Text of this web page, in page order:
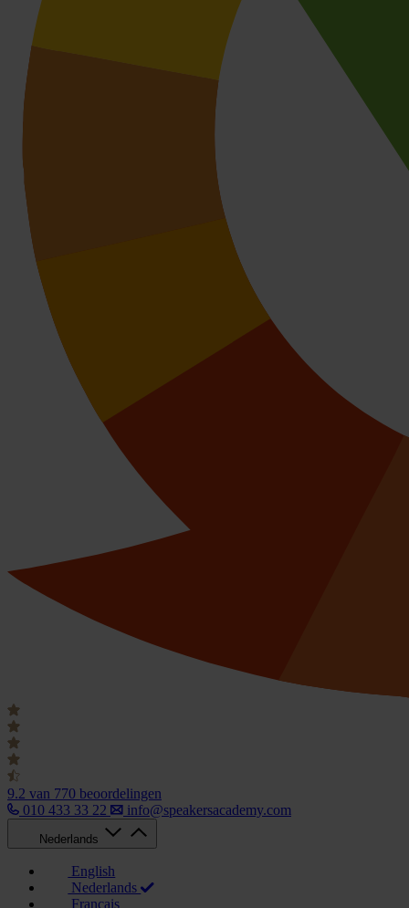
9.2 van 770 beoordelingen
010 433 33 22
info@speakersacademy.com
Nederlands
English
Nederlands
Français